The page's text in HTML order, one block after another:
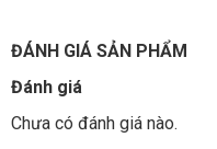
ĐÁNH GIÁ SẢN PHẨM
Đánh giá
Chưa có đánh giá nào.